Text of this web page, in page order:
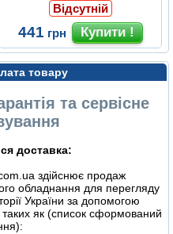
Відсутній
441 грн
товару
та сервісне
доставка:
здійснює продаж
обладнання для перегляду
України за допомогою
таких як (список сформований